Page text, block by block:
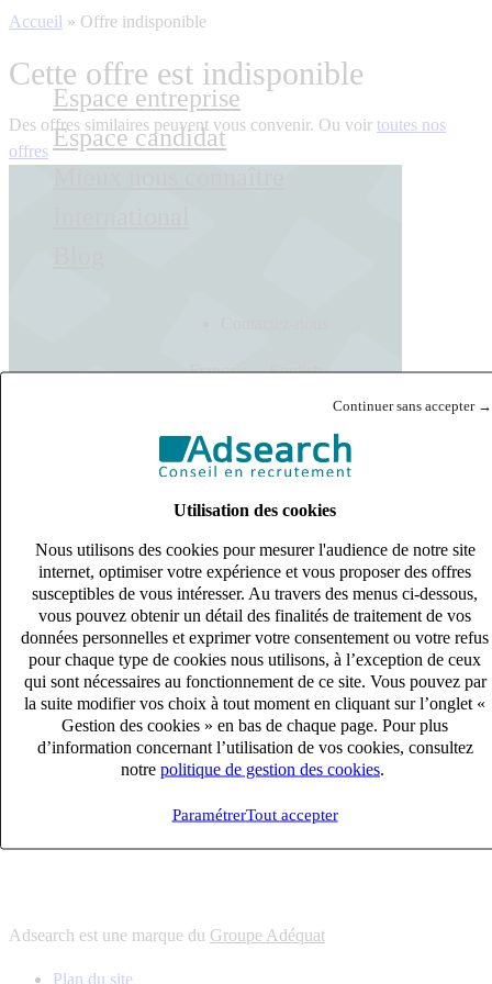
Continuer sans accepter →
Utilisation des cookies
Nous utilisons des cookies pour mesurer l'audience de notre site
internet, optimiser votre expérience et vous proposer des offres
susceptibles de vous intéresser. Au travers des menus ci-dessous,
vous pouvez obtenir un détail des finalités de traitement de vos
données personnelles et exprimer votre consentement ou votre refus
pour chaque type de cookies nous utilisons, à l’exception de ceux
qui sont nécessaires au fonctionnement de ce site. Vous pouvez par
la suite modifier vos choix à tout moment en cliquant sur l’onglet «
Gestion des cookies » en bas de chaque page. Pour plus
d’information concernant l’utilisation de vos cookies, consultez
notre politique de gestion des cookies
ParamétrerTout accepter
Espace entreprise
Espace candidat
Français English
Accueil » Offre indisponible
Cette offre est indisponible
Des offres similaires peuvent vous convenir. Ou voir toutes nos
offres
s'adapter à vos besoin en recrutement
10 univers
connaître votre secteur et ses enjeux
12 bureaux en France
proximité avec nos clients et nos talents
6 solutions
s'adapter à vos besoin en recrutement
10 univers
connaître votre secteur et ses enjeux
proximité avec nos clients et nos talents
Adsearch est une marque du Groupe Adéquat
Plan du site